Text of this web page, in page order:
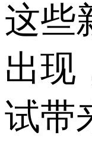
这些
出现
试带